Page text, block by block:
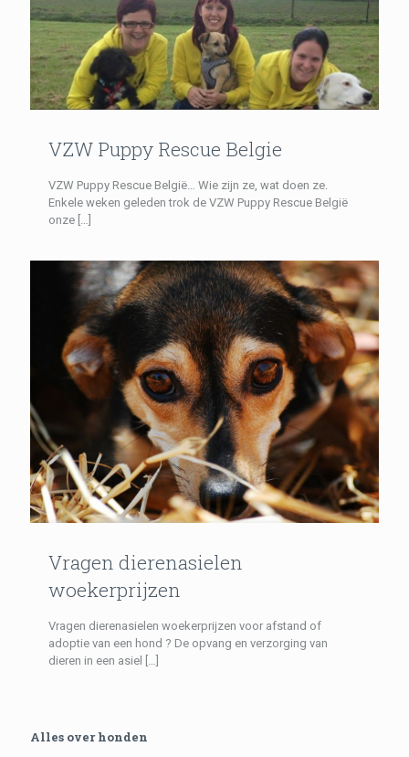
VZW Puppy Rescue Belgie
VZW Puppy Rescue België… Wie zijn ze, wat doen ze.
Enkele weken geleden trok de VZW Puppy Rescue België
onze […]
Vragen dierenasielen
woekerprijzen
Vragen dierenasielen woekerprijzen voor afstand of
adoptie van een hond ? De opvang en verzorging van
dieren in een asiel
Alles over honden